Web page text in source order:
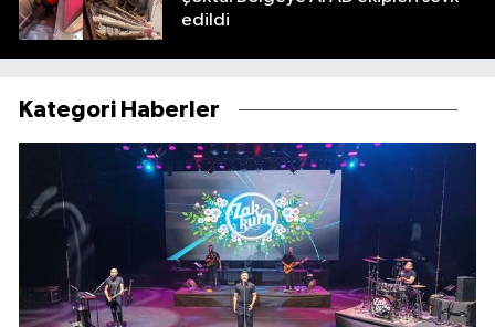
edildi
Kategori Haberler